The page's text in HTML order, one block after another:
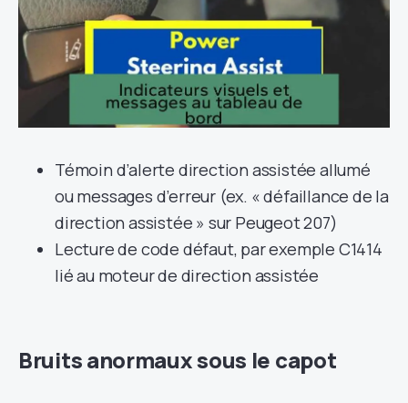
Témoin d’alerte direction assistée allumé
ou messages d’erreur (ex. « défaillance de la
direction assistée » sur Peugeot 207)
Lecture de code défaut, par exemple C1414
lié au moteur de direction assistée
Bruits anormaux sous le capot